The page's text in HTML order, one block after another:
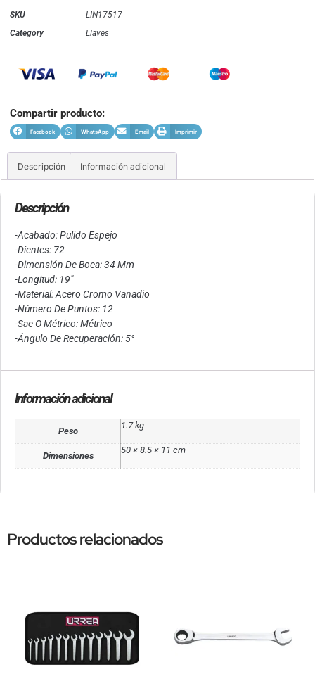
SKU
LIN17517
Category
Llaves
Compartir producto:
Facebook WhatsApp Email Imprimir
Descripción Información adicional
Descripción
-Acabado: Pulido Espejo
-Dientes: 72
-Dimensión De Boca: 34 Mm
-Longitud: 19″
-Material: Acero Cromo Vanadio
-Número De Puntos: 12
-Sae O Métrico: Métrico
-Ángulo De Recuperación: 5°
Información adicional
Peso
1.7 kg
Dimensiones
50 × 8.5 × 11 cm
Productos relacionados